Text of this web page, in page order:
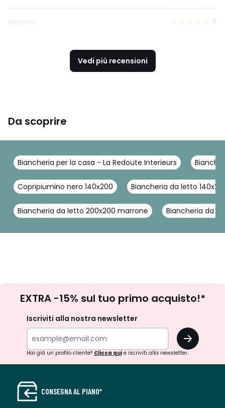
Materia 5
Vedi più recensioni
Da scoprire
Biancheria per la casa - La Redoute Interieurs
Copripiumino nero 140x200 Biancheria da letto
Biancheria da letto 200x200 marrone Biancheria da
newsletter
EXTRA -15% sul tuo primo acquisto!*
Iscriviti alla nostra newsletter
OK
Hai già un profilo cliente?Clicca quie iscriviti alla newsletter.
CONSEGNA AL PIANO*